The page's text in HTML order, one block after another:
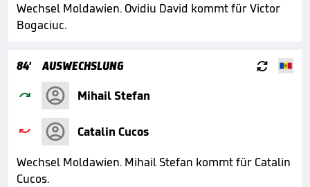
Wechsel Moldawien. Ovidiu David kommt für Victor
Bogaciuc.
84' AUSWECHSLUNG 
 Mihail Stefan

Catalin Cucos
Wechsel Moldawien. Mihail Stefan kommt für Catalin
Cucos.